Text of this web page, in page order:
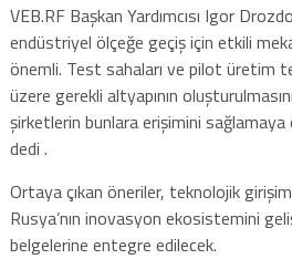
VEB.RF Başkan Yardımcısı Igor
endüstriyel ölçeğe geçiş için etkili
önemli. Test sahaları ve pilot üretim
üzere gerekli altyapının
şirketlerin bunlara erişimini sağlamaya
dedi .
Ortaya çıkan öneriler, teknolojik
Rusya’nın inovasyon ekosistemini
belgelerine entegre edilecek.